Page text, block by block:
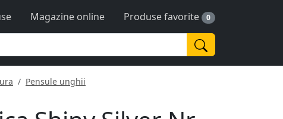
Magazine online Produse favorite 0
Pensule unghii